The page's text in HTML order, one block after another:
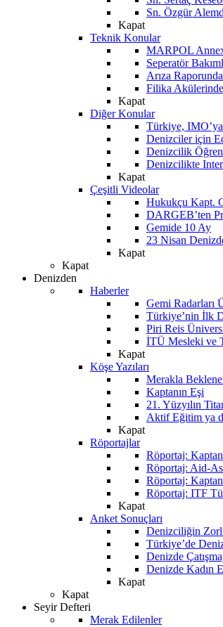
Sn. Özgür
Kapat
Teknik Konular
MARPOL
Seperatör
Arıza
Filika
Kapat
Diğer Konular
Türkiye, IMO’ya
Denizciler için
Denizcilik
Denizcilikte
Kapat
Çeşitli Videolar
Hukukçu Kapt.
DARGEB’ten
Gemide 10 Ay
23 Nisan
Kapat
Kapat
Denizden
Haberler
Gemi Radarları
Türkiye’nin İlk
Piri Reis
İTÜ Mesleki ve
Kapat
Köşe Yazıları
Merakla
Kaptanın Eşi
21. Yüzyılın
Aktif Eğitim ya
Kapat
Röportajlar
Röportaj:
Röportaj: Aid-
Röportaj:
Röportaj: ITF
Kapat
Anket Sonuçları
Denizciliğin
Türkiye’de
Denizde
Denizde Kadın
Kapat
Kapat
Seyir Defteri
Merak Edilenler